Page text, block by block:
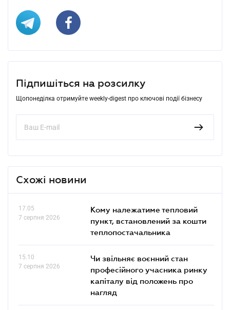
Підпишіться на розсилку
Щопонеділка отримуйте weekly-digest про ключові події бізнесу
Схожі новини
17.05
7 серпня 2026
Кому належатиме тепловий
пункт, встановлений за кошти
теплопостачальника
15.10
7 серпня 2026
Чи звільняє воєнний стан
професійного учасника ринку
капіталу від положень про
нагляд